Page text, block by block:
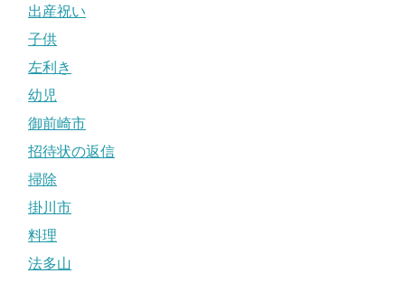
出産祝い
子供
左利き
幼児
御前崎市
招待状の返信
掃除
掛川市
料理
法多山